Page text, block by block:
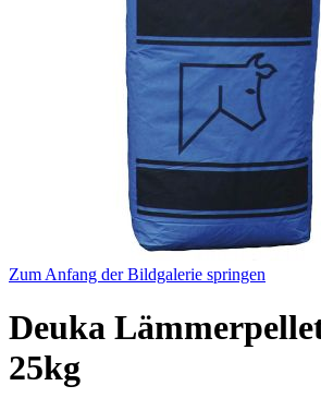
Zum Anfang der Bildgalerie springen
Deuka
25kg